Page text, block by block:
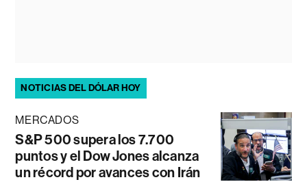
NOTICIAS DEL DÓLAR HOY
MERCADOS
S&P 500 supera los 7.700
puntos y el Dow Jones alcanza
un récord por avances con Irán